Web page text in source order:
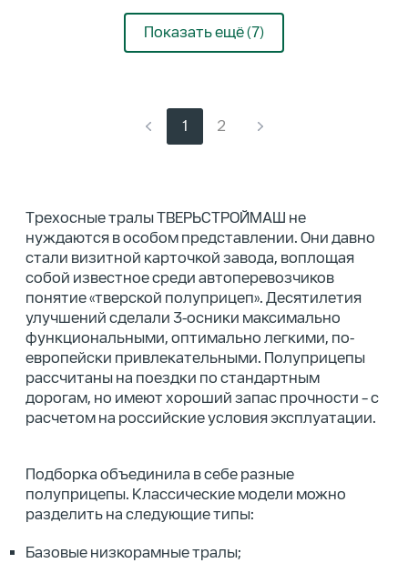
Показать ещё (7)
1 2
Трехосные тралы ТВЕРЬСТРОЙМАШ не
нуждаются в особом представлении. Они давно
стали визитной карточкой завода, воплощая
собой известное среди автоперевозчиков
понятие «тверской полуприцеп». Десятилетия
улучшений сделали 3-осники максимально
функциональными, оптимально легкими, по-
европейски привлекательными. Полуприцепы
рассчитаны на поездки по стандартным
дорогам, но имеют хороший запас прочности – с
расчетом на российские условия эксплуатации.
Подборка объединила в себе разные
полуприцепы. Классические модели можно
разделить на следующие типы:
Базовые низкорамные тралы;